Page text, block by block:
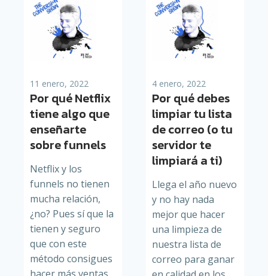
11 enero, 2022
Por qué Netflix
tiene algo que
enseñarte
sobre funnels
Netflix y los
funnels no tienen
mucha relación,
¿no? Pues sí que la
tienen y seguro
que con este
método consigues
4 enero, 2022
Por qué debes
limpiar tu lista
de correo (o tu
servidor te
limpiará a ti)
Llega el año nuevo
y no hay nada
mejor que hacer
una limpieza de
nuestra lista de
correo para ganar